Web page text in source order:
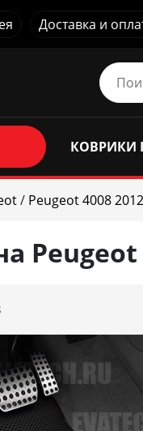
Доставка и
КОВРИКИ
/ Peugeot 4008
Peugeot